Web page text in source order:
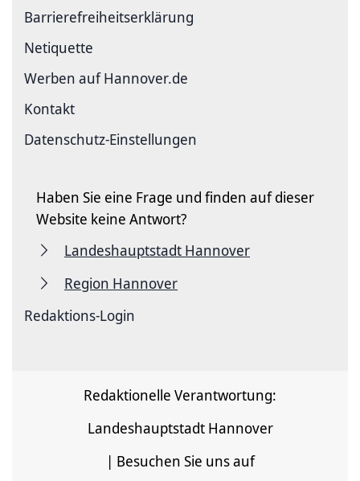
Barriere­freiheits­erklärung
Netiquette
Werben auf Hannover.de
Kontakt
Datenschutz-Einstellungen
Haben Sie eine Frage und finden auf dieser
Website keine Antwort?
Landeshauptstadt Hannover
Region Hannover
Redaktions-Login
Redaktionelle Verantwortung:
Landeshauptstadt Hannover
| Besuchen Sie uns auf